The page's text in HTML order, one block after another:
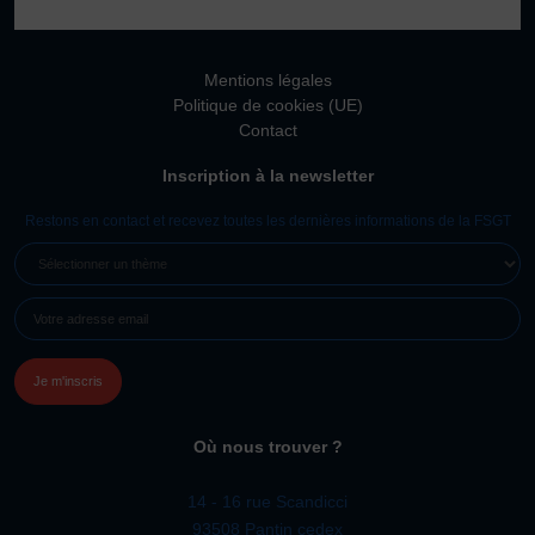
Vivicittà
Réaffiliation
Prise de licence
JE SOUHAITE TROUVER UN COMITÉ
JE SOUHAITE ADHÉRER
Affiliation
Honorabilité
Certificat Médical
Mentions légales
Politique de cookies (UE)
Contact
Inscription à la newsletter
Restons en contact et recevez toutes les dernières informations de la FSGT
UN
(NÉCESSAIRE)
MAIL
Où nous trouver ?
14 - 16 rue Scandicci
93508 Pantin cedex